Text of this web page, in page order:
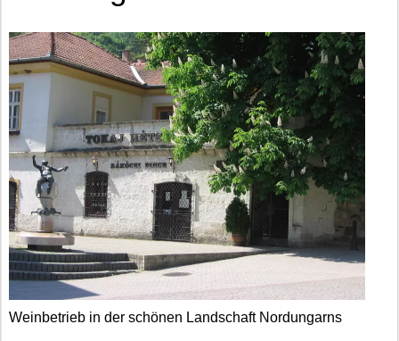
Weinbetrieb in der schönen Landschaft Nordungarns